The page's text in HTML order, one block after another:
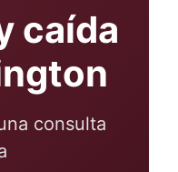
caída
consulta